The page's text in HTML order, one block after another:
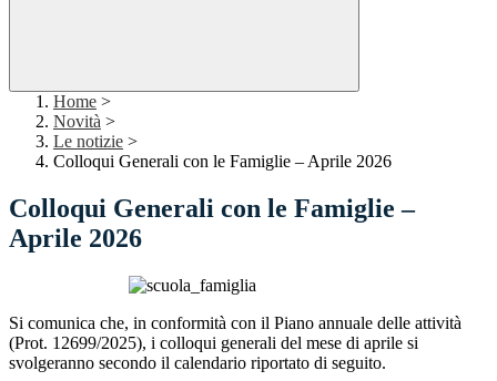
Home >
Novità >
Le notizie >
Colloqui Generali con le Famiglie – Aprile 2026
Colloqui Generali con le Famiglie –
Aprile 2026
Si comunica che, in conformità con il Piano annuale delle attività
(Prot. 12699/2025), i colloqui generali del mese di aprile si
svolgeranno secondo il calendario riportato di seguito.